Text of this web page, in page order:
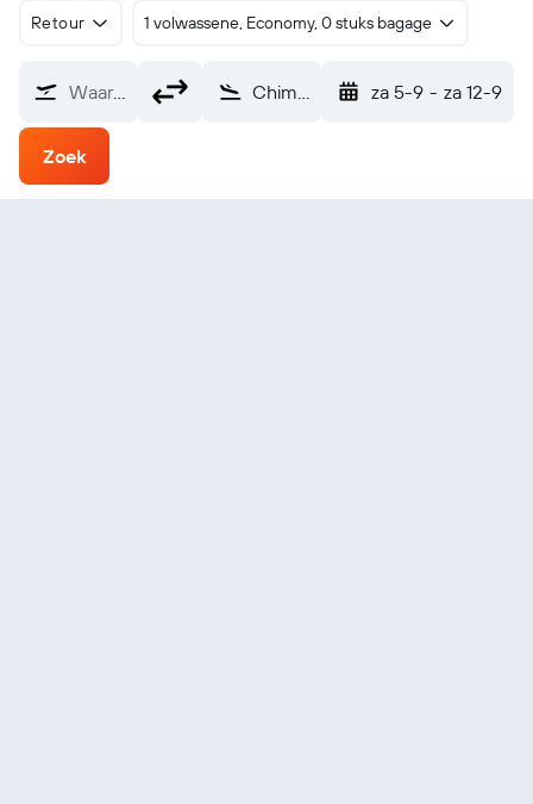
Retour
1 volwassene, Economy, 0 stuks bagage
Waarvandaan? Chimoio (VPY) za 5-9 - za 12-9
Zoek